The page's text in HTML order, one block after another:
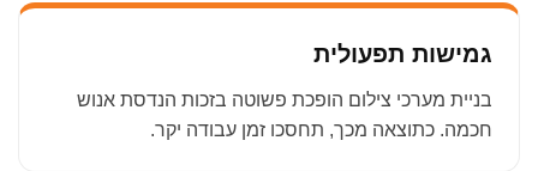
גמישות תפעולית
בניית מערכי צילום הופכת פשוטה בזכות הנדסת אנוש
חכמה. כתוצאה מכך, תחסכו זמן עבודה יקר.